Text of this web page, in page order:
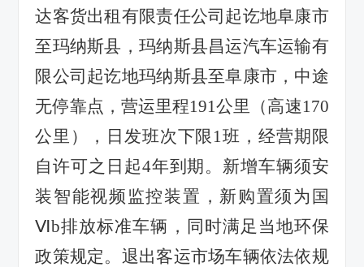
达客货出租有限责任公司起讫地阜康市
至玛纳斯县，玛纳斯县昌运汽车运输有
限公司起讫地玛纳斯县至阜康市，中途
无停靠点，营运里程191公里（高速170
公里），日发班次下限 1班，经营期限
自许可之日起4年到期。新增车辆须安
装智能视频监控装置，新购置须为国
Ⅵb排放标准车辆，同时满足当地环保
政策规定。退出客运市场车辆依法依规